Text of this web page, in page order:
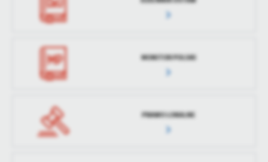
treści w postaci wiadomości, ofert, komunikatów mediów
społecznościowych.
MONITOR POLSKI
PRAWO LOKALNE